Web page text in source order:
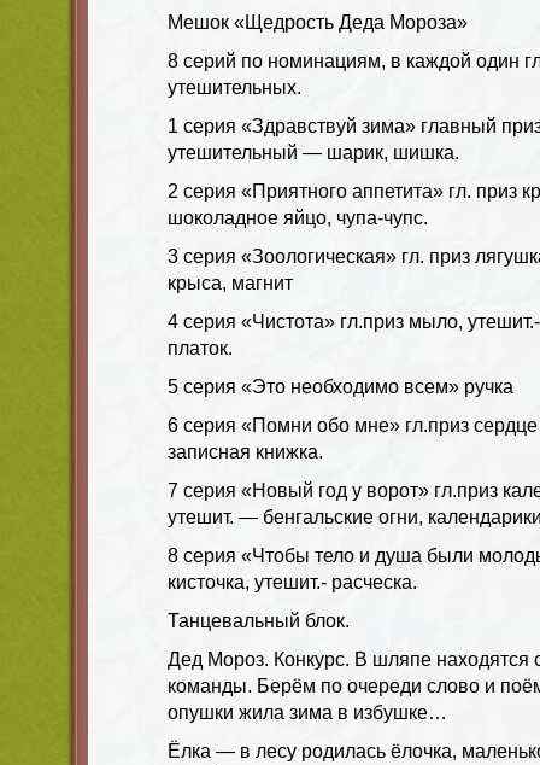
Мешок «Щедрость Деда Мороза»
8 серий по номинациям, в каждой один
утешительных.
1 серия «Здравствуй зима» главный
утешительный — шарик, шишка.
2 серия «Приятного аппетита» гл. приз
шоколадное яйцо, чупа-чупс.
3 серия «Зоологическая» гл. приз
крыса, магнит
4 серия «Чистота» гл.приз мыло,
платок.
5 серия «Это необходимо всем» ручка
6 серия «Помни обо мне» гл.приз
записная книжка.
7 серия «Новый год у ворот» гл.приз
утешит. — бенгальские огни,
8 серия «Чтобы тело и душа были
кисточка, утешит.- расческа.
Танцевальный блок.
Дед Мороз. Конкурс. В шляпе находятся
команды. Берём по очереди слово и
опушки жила зима в избушке…
Ёлка — в лесу родилась ёлочка,